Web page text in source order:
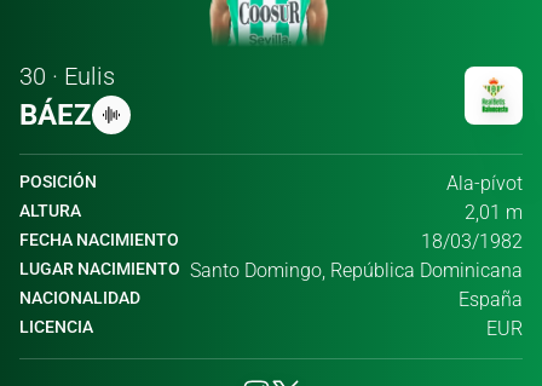
30 · Eulis
BÁEZ
POSICIÓN Ala-pívot
ALTURA 2,01 m
FECHA NACIMIENTO 18/03/1982
LUGAR NACIMIENTO Santo Domingo, República Dominicana
NACIONALIDAD España
LICENCIA EUR